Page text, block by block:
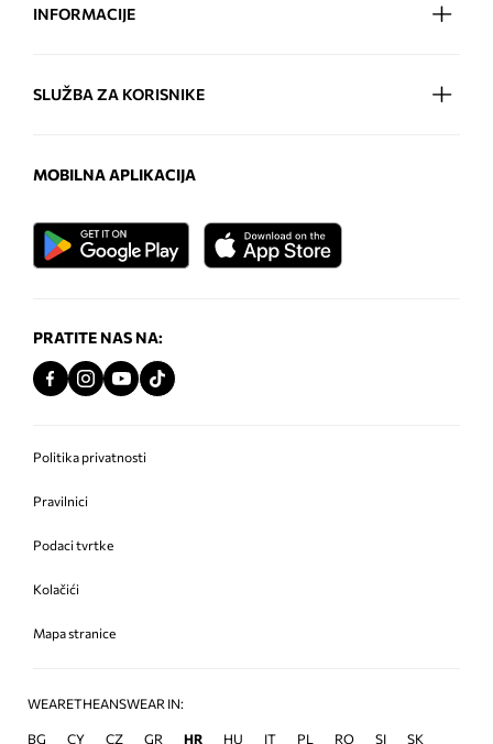
INFORMACIJE
SLUŽBA ZA KORISNIKE
MOBILNA APLIKACIJA
PRATITE NAS NA:
Politika privatnosti
Pravilnici
Podaci tvrtke
Kolačići
Mapa stranice
WEARETHEANSWEAR IN:
BG CY CZ GR HR HU IT PL RO SI SK